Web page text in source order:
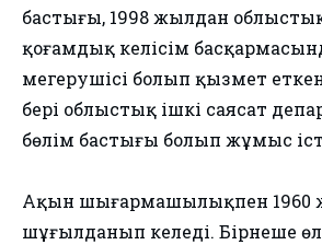
бастығы, 1998 жылдан
қоғамдық келісім
меңгерушісі болып қызмет
бері облыстық ішкі саясат
бөлім бастығы болып жұмыс
Ақын шығармашылықпен 1960
шұғылданып келеді. Бірнеше